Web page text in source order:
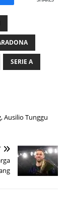
SERIE A
Ausilio Tunggu